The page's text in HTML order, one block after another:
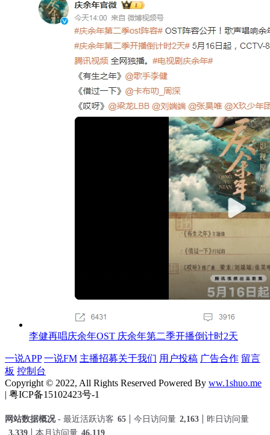
李健再唱庆余年OST 庆余年第二季开播倒计时2天
一说APP 一说FM 主播招募关于我们 用户投稿 广告合作 留言
板 控制台
Copyright © 2022, All Rights Reserved Powered By ww.1shuo.me
| 粤ICP备15102423号-1
网站数据概况 - 最近活跃访客 65 今日访问量 2,163
昨日访问量
3,339
本月访问量 46,119